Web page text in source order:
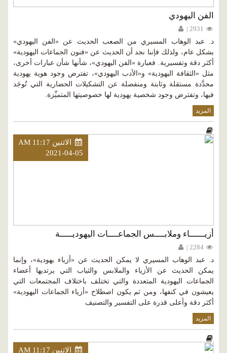
الفن اليهودي
د. عبد الوهاب المسيري من الصعب الحديث عن «الفن اليهودي»
بشكل عام، ولذلك فإننا نجد أن الحديث عن «فنون الجماعات اليهودية»
أكثر دقة وتفسيرية. فعبارة «الفن اليهودي»، شأنها شأن عبارات أخرى،
مثل «الثقافة اليهودية» و«الأدب اليهودي»، تفترض وجود هوية يهودية
محدَّدة مستقلة وثابتة ومنفصلة عن التشكيلات الحضارية التي تُوجَد
فيها، وتفترض وجود شخصية يهودية لها خصوصيتها المتميِّزة.
المزيد
الاثنين AM 11:17
2021-04-05
أزيــــــاء وملابــــس الجماعــــات اليهوديـــــة
د. عبد الوهاب المسيري لا يمكن الحديث عن «أزياء يهودية»، وإنما
يمكن الحديث عن الأزياء والملابس والثياب التي يرتديها أعضاء
الجماعات اليهودية المتعددة والتي تختلف باختلاف المجتمعات التي
يعيشون في كنفها، ومن ثم يكون اصطلاح «أزياء الجماعات اليهودية»
أكثر دقة وأعلى قدرة على التفسير والتصنيف
المزيد
الاثنين AM 11:17